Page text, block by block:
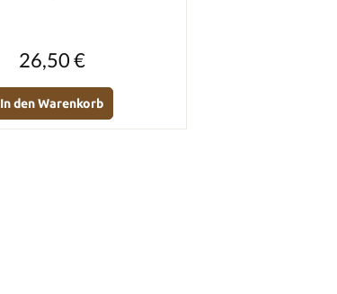
26,50 €
In den Warenkorb